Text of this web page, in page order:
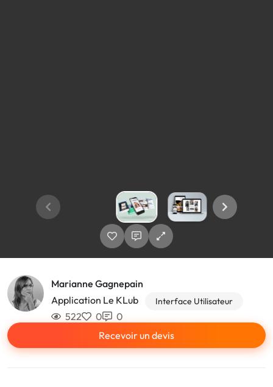
Marianne Gagnepain
Application Le KLub
Interface Utilisateur
522 0
0
Recevoir un devis